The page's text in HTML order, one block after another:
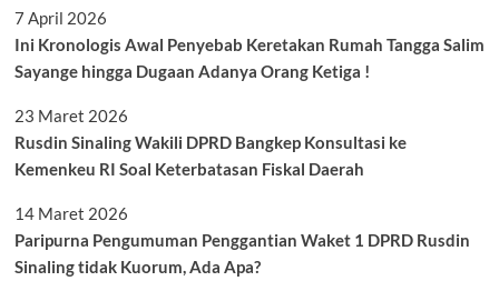
7 April 2026
Ini Kronologis Awal Penyebab Keretakan Rumah Tangga Salim
Sayange hingga Dugaan Adanya Orang Ketiga !
23 Maret 2026
Rusdin Sinaling Wakili DPRD Bangkep Konsultasi ke
Kemenkeu RI Soal Keterbatasan Fiskal Daerah
14 Maret 2026
Paripurna Pengumuman Penggantian Waket 1 DPRD Rusdin
Sinaling tidak Kuorum, Ada Apa?